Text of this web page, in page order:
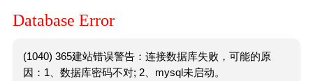
Database Error
(1040) 365建站错误警告：连接数据库失败，可能的原
因：1、数据库密码不对; 2、mysql未启动。